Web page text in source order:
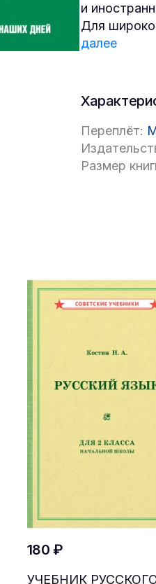
и
Для
далее
Переплёт:
Размер
180 ₽
УЧЕБНИК